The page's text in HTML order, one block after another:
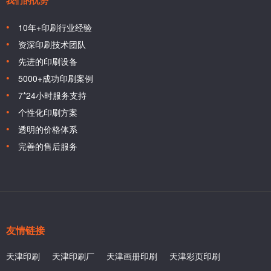
10年+印刷行业经验
资深印刷技术团队
先进的印刷设备
5000+成功印刷案例
7*24小时服务支持
个性化印刷方案
透明的价格体系
完善的售后服务
友情链接
天津印刷 天津印刷厂 天津画册印刷
天津彩页印刷